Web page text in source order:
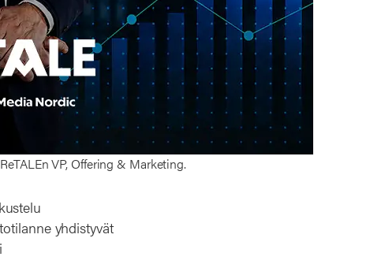
VP, Offering & Marketing.
yhdistyvät